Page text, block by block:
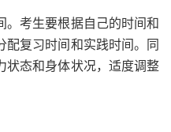
。考生要根据自己的时间和
配复习时间和实践时间。同
状态和身体状况，适度调整